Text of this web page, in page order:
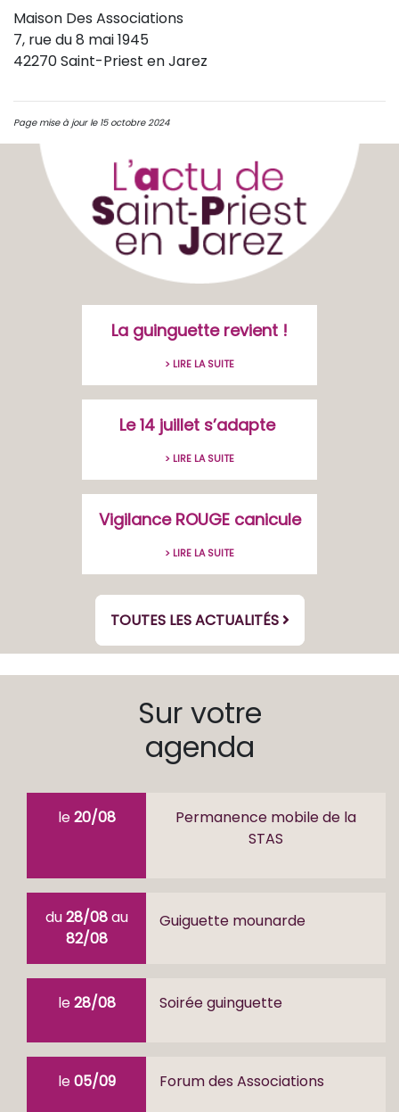
Maison Des Associations
7, rue du 8 mai 1945
42270 Saint-Priest en Jarez
Page mise à jour le 15 octobre 2024
La guinguette revient !
> LIRE LA SUITE
Le 14 juillet s’adapte
> LIRE LA SUITE
Vigilance ROUGE canicule
> LIRE LA SUITE
TOUTES LES ACTUALITÉS
Sur votre
agenda
le20/08
Permanence mobile de la
STAS
du28/08au
82/08
Guiguette mounarde
le28/08 Soirée guinguette
le05/09 Forum des Associations